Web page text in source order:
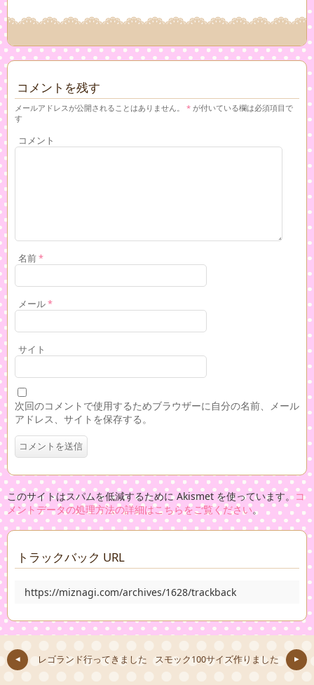
コメントを残す
メールアドレスが公開されることはありません。 * が付いている欄は必須項目で
す
コメント
名前*
メール*
サイト
次回のコメントで使用するためブラウザーに自分の名前、メール
アドレス、サイトを保存する。
このサイトはスパムを低減するために Akismet を使っています。コ
メントデータの処理方法の詳細はこちらをご覧ください。
トラックバック URL
https://miznagi.com/archives/1628/trackback
レゴランド行ってきました スモック100サイズ作りました